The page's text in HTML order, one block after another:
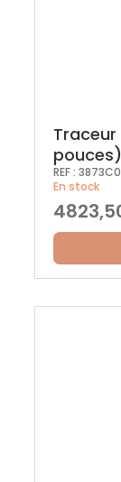
Traceur
pouces)
REF :
En stock